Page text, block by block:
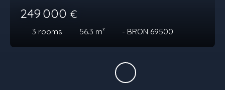
249 000 €
3 rooms 56.3 m² - BRON 69500